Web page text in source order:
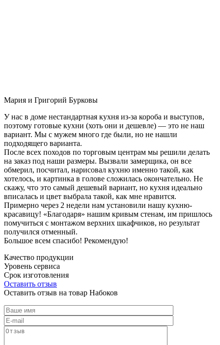
Мария и Григорий Бурковы
У нас в доме нестандартная кухня из-за короба и выступов,
поэтому готовые кухни (хоть они и дешевле) — это не наш
вариант. Мы с мужем много где были, но не нашли
подходящего варианта.
После всех походов по торговым центрам мы решили делать
на заказ под наши размеры. Вызвали замерщика, он все
обмерил, посчитал, нарисовал кухню именно такой, как
хотелось, и картинка в голове сложилась окончательно. Не
скажу, что это самый дешевый вариант, но кухня идеально
вписалась и цвет выбрала такой, как мне нравится.
Примерно через 2 недели нам установили нашу кухню-
красавицу! «Благодаря» нашим кривым стенам, им пришлось
помучиться с монтажом верхних шкафчиков, но результат
получился отменный.
Большое всем спасибо! Рекомендую!
Качество продукции
Уровень сервиса
Срок изготовления
Оставить отзыв
Оставить отзыв на товар Набоков